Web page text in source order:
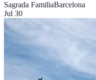
Sagrada FamiliaBarcelona
Jul 30